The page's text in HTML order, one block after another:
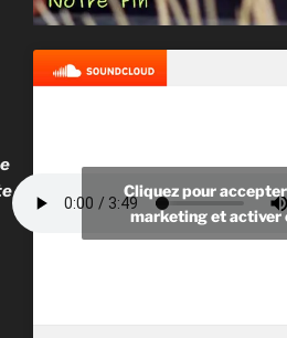
Cliquez pour
marketing et activer